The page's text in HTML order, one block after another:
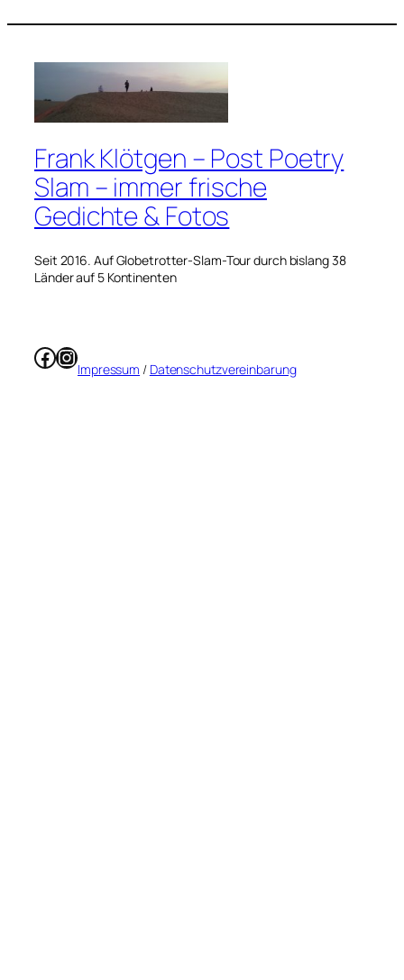
Frank Klötgen – Post Poetry
Slam – immer frische
Gedichte & Fotos
Seit 2016. Auf Globetrotter-Slam-Tour durch bislang 38
Länder auf 5 Kontinenten
Facebook
Instagram
Impressum / Datenschutzvereinbarung